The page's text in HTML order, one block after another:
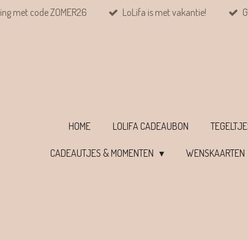
met code ZOMER26 LoLifa is met vakantie!
HOME LOLIFA CADEAUBON
CADEAUTJES & MOMENTEN WENSKAARTEN